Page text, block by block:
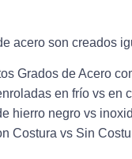
acero son creados
Grados de Acero
en frío vs en
hierro negro vs
Costura vs Sin